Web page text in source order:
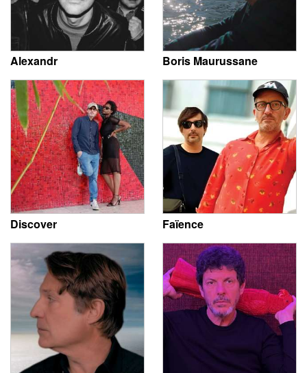
Alexandr Boris Maurussane
Discover Faïence